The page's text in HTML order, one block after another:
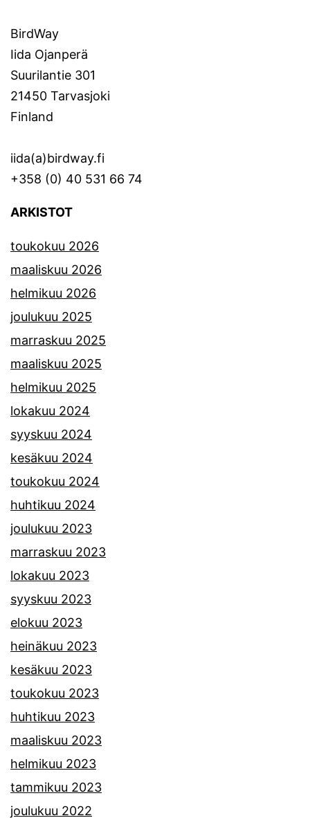
BirdWay
Iida Ojanperä
Suurilantie 301
21450 Tarvasjoki
Finland
iida(a)birdway.fi
+358 (0) 40 531 66 74
ARKISTOT
toukokuu 2026
maaliskuu 2026
helmikuu 2026
joulukuu 2025
marraskuu 2025
maaliskuu 2025
helmikuu 2025
lokakuu 2024
syyskuu 2024
kesäkuu 2024
toukokuu 2024
huhtikuu 2024
joulukuu 2023
marraskuu 2023
lokakuu 2023
syyskuu 2023
elokuu 2023
heinäkuu 2023
kesäkuu 2023
toukokuu 2023
huhtikuu 2023
maaliskuu 2023
helmikuu 2023
tammikuu 2023
joulukuu 2022